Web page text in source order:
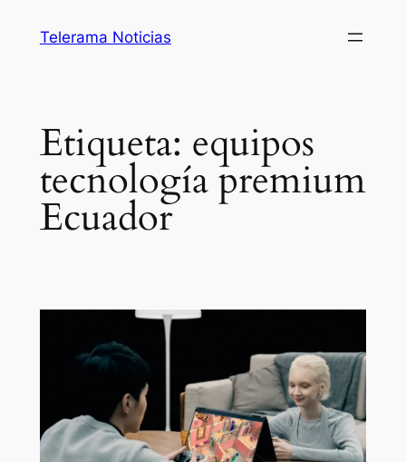
Telerama Noticias
Etiqueta: equipos
tecnología premium
Ecuador